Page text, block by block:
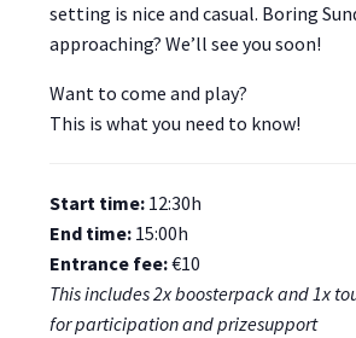
setting is nice and casual. Boring
approaching? We’ll see you soon!
Want to come and play?
This is what you need to know!
Start time: 12:30h
End time: 15:00h
Entrance fee:€10
This includes 2x boosterpack and 1x
for participation and prizesupport